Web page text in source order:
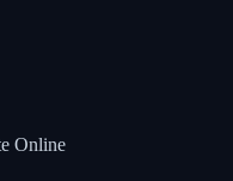
Online